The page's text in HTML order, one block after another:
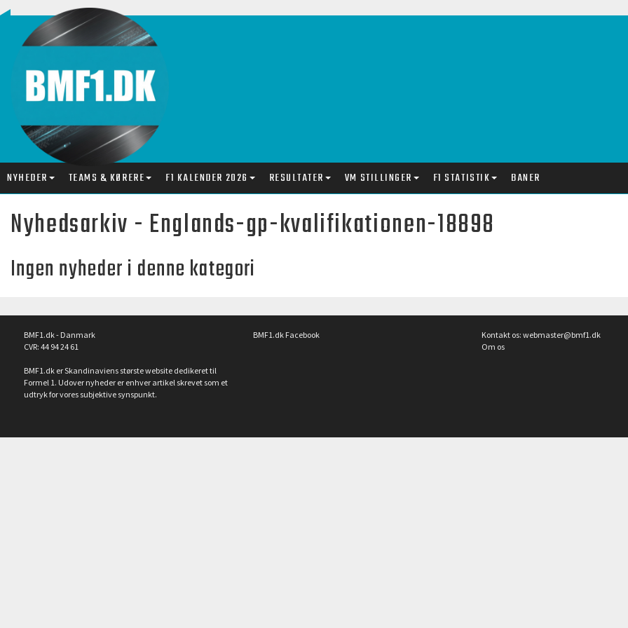
NYHEDER TEAMS & KØRERE F1 KALENDER 2026 RESULTATER VM STILLINGER F1 STATISTIK BANER
Nyhedsarkiv - Englands-gp-kvalifikationen-18898
Ingen nyheder i denne kategori
BMF1.dk - Danmark
CVR: 44 94 24 61
BMF1.dk er Skandinaviens største website dedikeret til
Formel 1. Udover nyheder er enhver artikel skrevet som et
udtryk for vores subjektive synspunkt.
BMF1.dk Facebook Kontakt os: webmaster@bmf1.dk
Om os